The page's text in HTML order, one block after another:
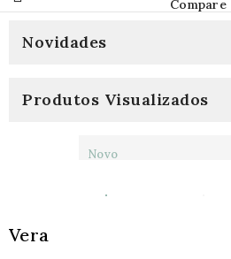
Compare
Novidades
Produtos Visualizados
Novo
Vera